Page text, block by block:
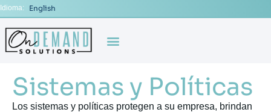
Idioma: English
Sistemas y Políticas
Los sistemas y políticas protegen a su empresa, brindan